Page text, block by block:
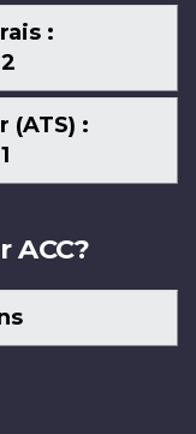
:
(ATS) :
ACC?